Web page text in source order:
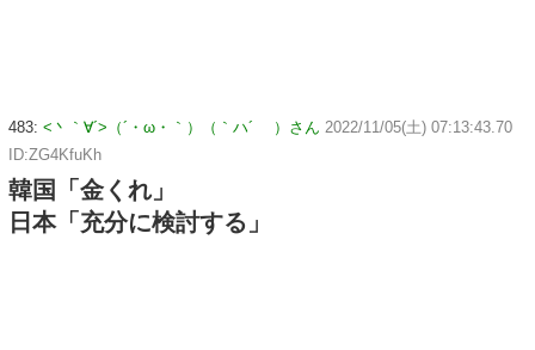
483: <丶｀∀´>（´・ω・｀）（｀ハ´ ）さん 2022/11/05(土) 07:13:43.70
ID:ZG4KfuKh
韓国「金くれ」
日本「充分に検討する」